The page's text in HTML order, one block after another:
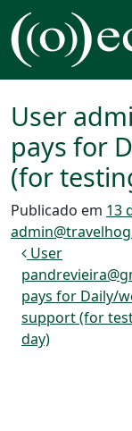
Pular para o
Navegação
User
pays for
(for
Publicado em 13
User
pays for Daily/
support (for
day)